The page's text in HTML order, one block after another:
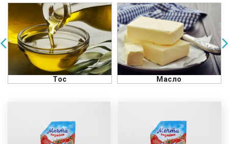
Тос Масло